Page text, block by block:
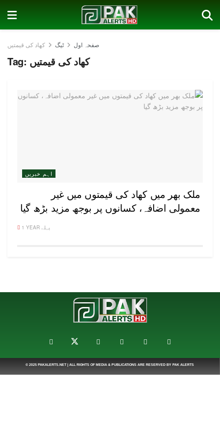
صفحہ اول ٹیگ کھاد کی قیمتیں
Tag: کھاد کی قیمتیں
اہم خبریں
ملک بھر میں کھاد کی قیمتوں میں غیر
معمولی اضافہ، کسانوں پر بوجھ مزید بڑھ گیا
1 YEAR پہلے
© 2025 PAKALERTS.NET| ALL RIGHTS OF MEDIA & PUBLICATIONS ARE RESERVED BY PAK ALERTS